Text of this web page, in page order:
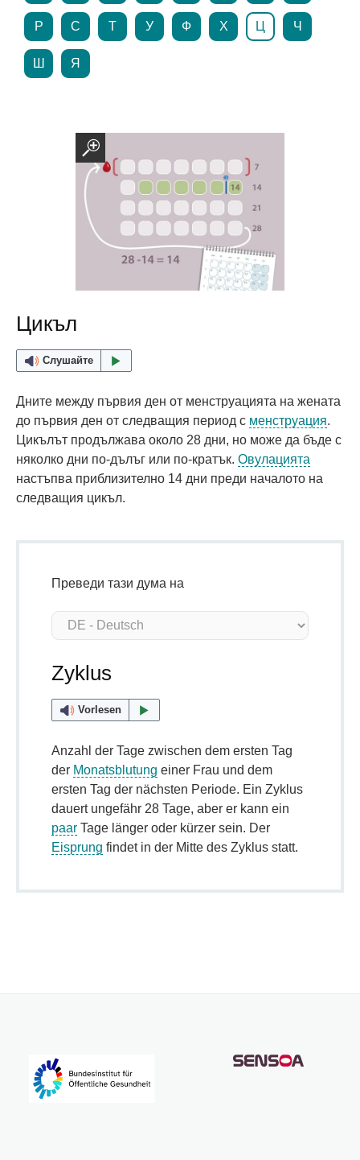
Р С Т У Ф Х Ц Ч
Ш Я
Цикъл
Слушайте
Дните между първия ден от менструацията на жената
до първия ден от следващия период с менструация.
Цикълът продължава около 28 дни, но може да бъде с
няколко дни по-дълъг или по-кратък. Овулацията
настъпва приблизително 14 дни преди началото на
следващия цикъл.
Преведи тази дума на
Zyklus
Vorlesen
Anzahl der Tage zwischen dem ersten Tag
der Monatsblutung einer Frau und dem
ersten Tag der nächsten Periode. Ein Zyklus
dauert ungefähr 28 Tage, aber er kann ein
paar Tage länger oder kürzer sein. Der
Eisprung findet in der Mitte des Zyklus statt.